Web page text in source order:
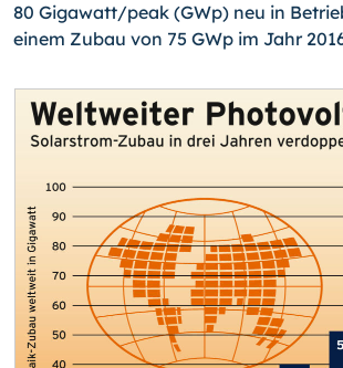
80 Gigawatt/peak (GWp) neu in
einem Zubau von 75 GWp im Jahr